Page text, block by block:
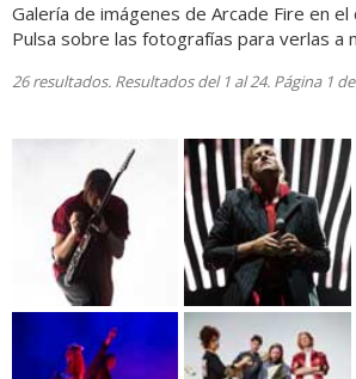
Galería de imágenes de Arcade Fire en el
Pulsa sobre las fotografías para verlas a
26 resultados. Resultados del 1 al 24. Página 1